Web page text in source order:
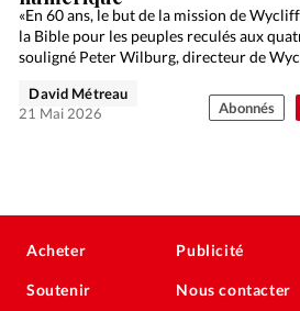
«En 60 ans, le but de la mission de
la Bible pour les peuples reculés aux
souligné Peter Wilburg, directeur de
David Métreau
21 Mai 2026
Abonnés
Acheter
Soutenir
Publicité
Nous contacter